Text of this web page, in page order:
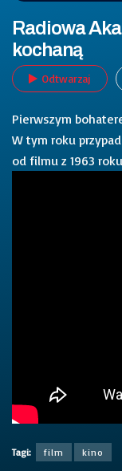
Radiowa
kochaną
Odtwarzaj
Pierwszym
W tym roku
od filmu z 1963
Tagi: film kino